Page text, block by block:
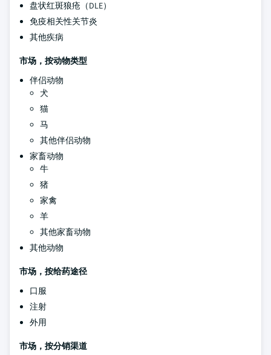
盘状红斑狼疮（DLE）
免疫相关性关节炎
其他疾病
市场，按动物类型
伴侣动物
犬
猫
马
其他伴侣动物
家畜动物
牛
猪
家禽
羊
其他家畜动物
其他动物
市场，按给药途径
口服
注射
外用
市场，按分销渠道